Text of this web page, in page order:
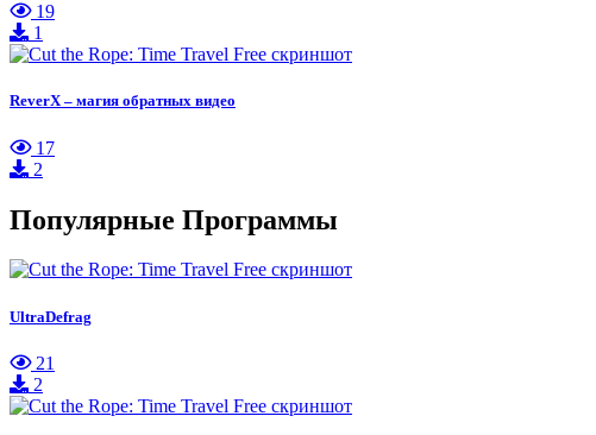
19
1
ReverX – магия обратных видео
17
2
Популярные Программы
UltraDefrag
21
2